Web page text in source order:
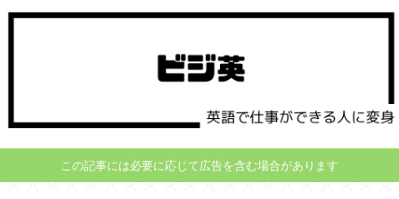
この記事には必要に応じて広告を含む場合があります